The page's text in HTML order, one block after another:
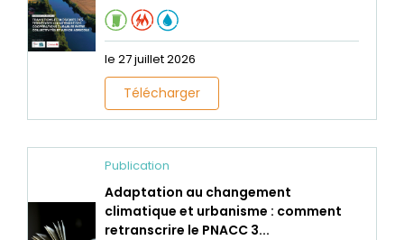
le 27 juillet 2026
Télécharger
Publication
Adaptation au changement
climatique et urbanisme : comment
retranscrire le PNACC 3...